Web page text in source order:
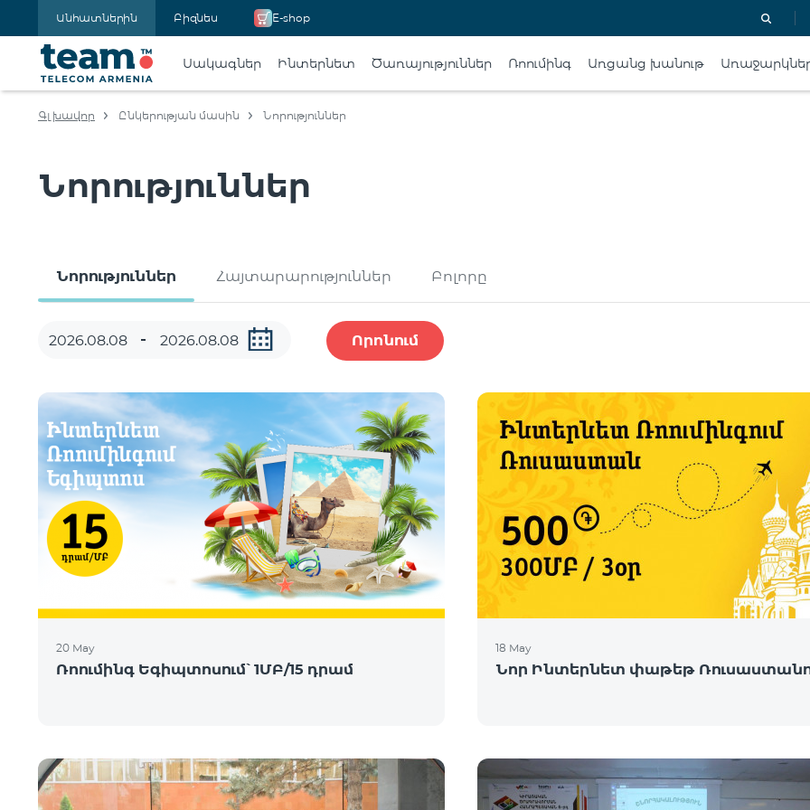
Անհատներին Բիզնես E-shop
Սակագներ Ինտերնետ Ծառայություններ Ռոումինգ Առցանց խանութ
Գլխավոր Ընկերության մասին Նորություններ
Նորություններ
Նորություններ Հայտարարություններ Բոլորը
Որոնում
20 May
Ռոումինգ Եգիպտոսում՝ 1ՄԲ/15 դրամ
18 May
Նոր Ինտերնետ փաթեթ